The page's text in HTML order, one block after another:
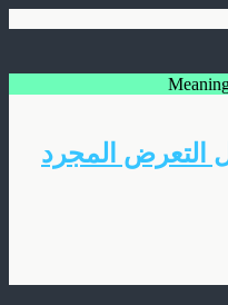
التعرض المجرد